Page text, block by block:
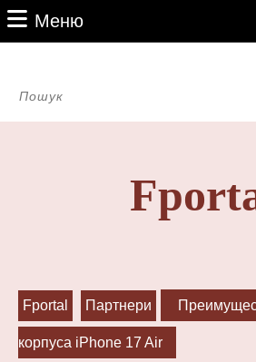
Перейти
до
МенюМеню
Пошук:
Fportal Партнери
корпуса iPhone 17 Air